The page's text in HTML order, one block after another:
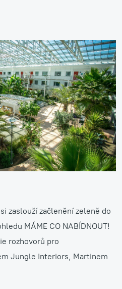
zaslouží začlenění zeleně do
MÁME CO NABÍDNOUT!
rozhovorů pro
Jungle Interiors, Martinem